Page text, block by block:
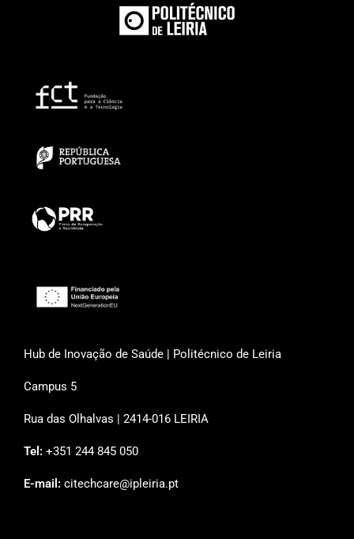
Hub de Inovação de Saúde | Politécnico de Leiria
Campus 5
Rua das Olhalvas | 2414-016 LEIRIA
Tel: +351 244 845 050
E-mail: citechcare@ipleiria.pt